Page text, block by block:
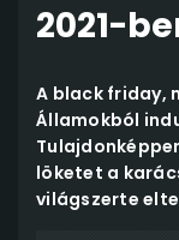
2021-
A black friday,
Államokból
löketet a
világszerte